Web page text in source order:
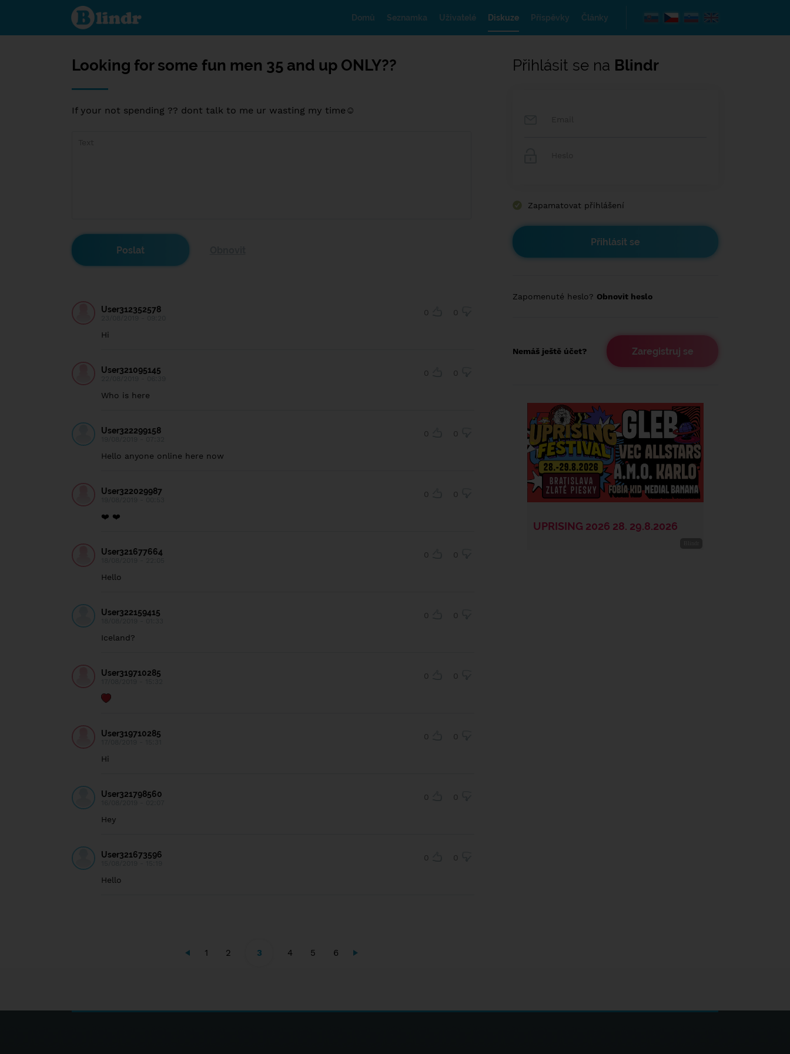
Looking
for
some
ONLY??
Domů Seznamka Uživatelé Diskuze Příspěvky Články
Looking for some fun men 35 and up ONLY??
If your not spending ?? dont talk to me ur wasting my time☺
User312352578 0 0
Hi
User321095145 0 0
Who is here
User322299158 0 0
Hello anyone online here now
User322029987 0 0
❤️ ❤️
User321677664 0 0
Hello
User322159415 0 0
Iceland?
User319710285 0 0
User319710285 0 0
Hi
User321798560 0 0
Hey
User321673596 0 0
Hello
1 2 3 4 5 6
Přihlásit se na Blindr
Zapamatovat přihlášení
Zapomenuté heslo? Obnovit heslo
Nemáš ještě účet? Zaregistruj se